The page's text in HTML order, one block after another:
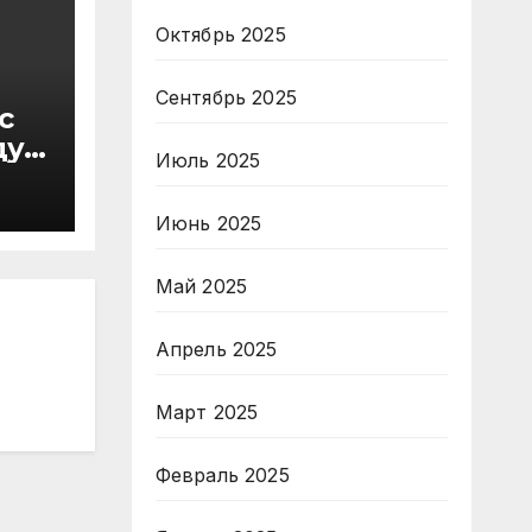
Октябрь 2025
Сентябрь 2025
Июль 2025
Июнь 2025
Май 2025
Апрель 2025
Март 2025
Февраль 2025